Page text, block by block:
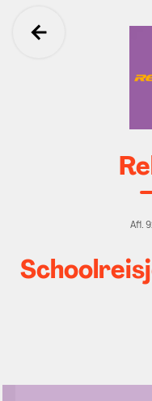
Ga terug
Afl.